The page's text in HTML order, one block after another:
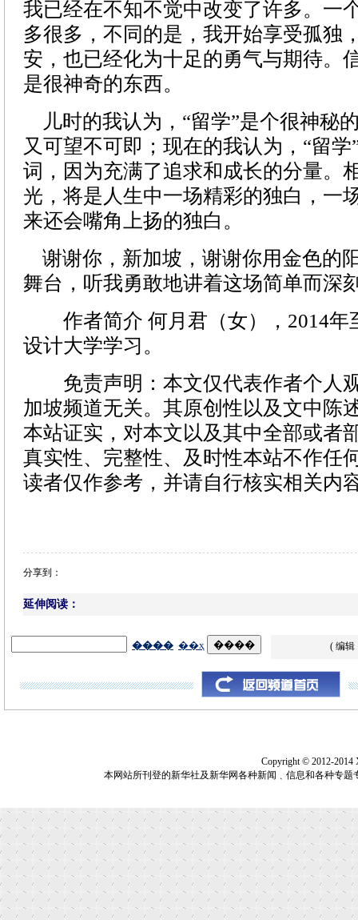
我已经在不知不觉中改变了许多。一
多很多，不同的是，我开始享受孤独
安，也已经化为十足的勇气与期待。
是很神奇的东西。
儿时的我认为，“留学”是个很神秘
又可望不可即；现在的我认为，“留学
词，因为充满了追求和成长的分量。
光，将是人生中一场精彩的独白，一
来还会嘴角上扬的独白。
谢谢你，新加坡，谢谢你用金色的
舞台，听我勇敢地讲着这场简单而深
作者简介 何月君（女），2014年
设计大学学习。
免责声明：本文仅代表作者个人
加坡频道无关。其原创性以及文中陈
本站证实，对本文以及其中全部或者
真实性、完整性、及时性本站不作任
读者仅作参考，并请自行核实相关内
分享到：
延伸阅读：
( 编辑
Copyright © 2012-2014
本网站所刊登的新华社及新华网各种新闻﹑信息和各种专